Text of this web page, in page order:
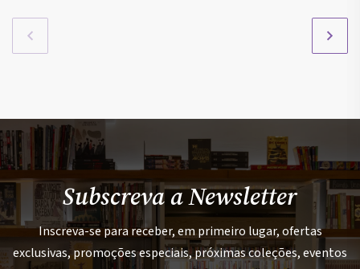
Subscreva a Newsletter
Inscreva-se para receber, em primeiro lugar, ofertas
exclusivas, promoções especiais, próximas coleções, eventos